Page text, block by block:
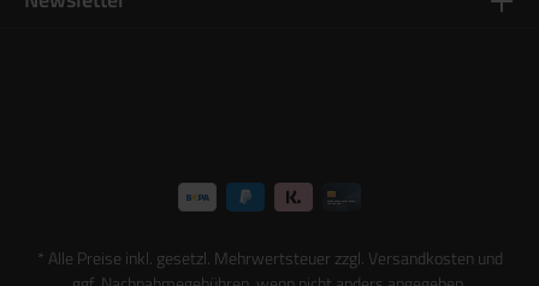
* Alle Preise inkl. gesetzl. Mehrwertsteuer zzgl. Versandkostenund